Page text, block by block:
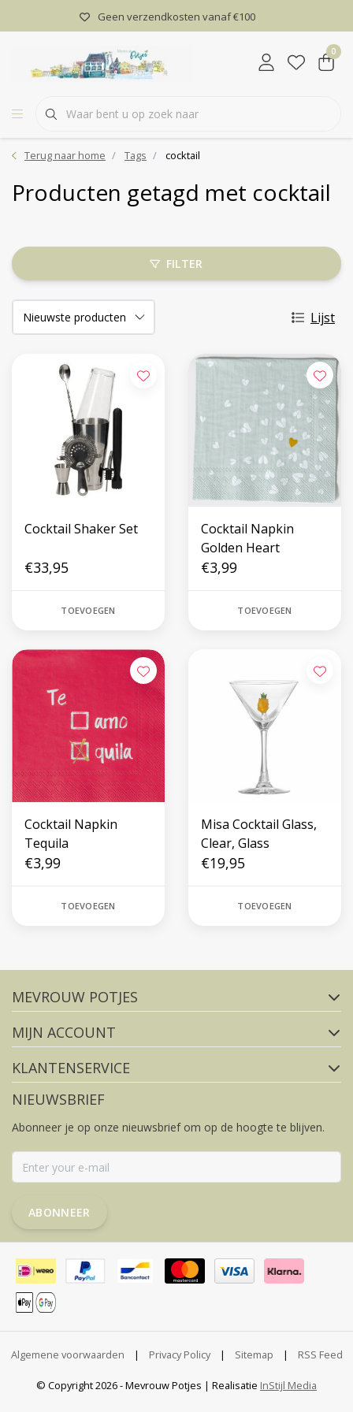
Geen verzendkosten vanaf €100
0
Terug naar home Tags cocktail
Producten getagd met cocktail
FILTER
Lijst
Cocktail Shaker Set
€33,95
TOEVOEGEN
Cocktail Napkin
Golden Heart
€3,99
TOEVOEGEN
Cocktail Napkin
Tequila
€3,99
TOEVOEGEN
Misa Cocktail Glass,
Clear, Glass
€19,95
TOEVOEGEN
FACEBOOK
MEVROUW POTJES
MIJN ACCOUNT
KLANTENSERVICE
NIEUWSBRIEF
Abonneer je op onze nieuwsbrief om op de hoogte te blijven.
ABONNEER
Algemene voorwaarden | Privacy Policy | Sitemap | RSS Feed
© Copyright 2026 - Mevrouw Potjes | Realisatie InStijl Media